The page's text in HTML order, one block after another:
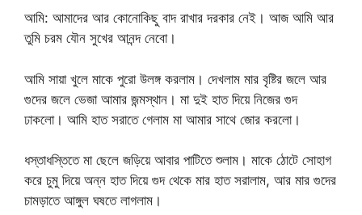
আমি: আমাদের আর কোনোকিছু বাদ রাখার দরকার নেই। আজ আমি আর
তুমি চরম যৌন সুখের আনন্দ নেবো।
আমি সায়া খুলে মাকে পুরো উলঙ্গ করলাম। দেখলাম মার বৃষ্টির জলে আর
গুদের জলে ভেজা আমার জন্মস্থান। মা দুই হাত দিয়ে নিজের গুদ
ঢাকলো। আমি হাত সরাতে গেলাম মা আমার সাথে জোর করলো।
ধস্তাধস্তিতে মা ছেলে জড়িয়ে আবার পাটিতে শুলাম। মাকে ঠোটে সোহাগ
করে চুমু দিয়ে অন্ন হাত দিয়ে গুদ থেকে মার হাত সরালাম, আর মার গুদের
চামড়াতে আঙ্গুল ঘষতে লাগলাম।